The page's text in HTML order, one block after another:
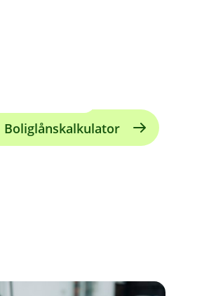
Boliglånskalkulator